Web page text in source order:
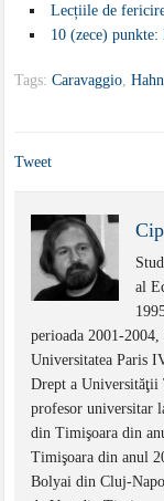
Lecțiile de
10 (zece) punkte:
Tags:Caravaggio ,Hahn
Tweet
al
perioada 2001-
Universitatea Paris
Drept a Universităţii
profesor universitar
din Timişoara din
Timişoara din anul
Bolyai din Cluj-